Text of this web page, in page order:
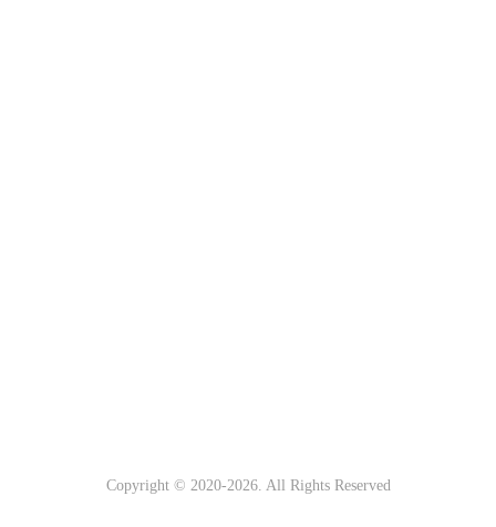
Copyright © 2020-2026. All Rights Reserved